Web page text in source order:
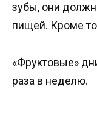
зубы, они
пищей. Кроме
«Фруктовые»
раза в неделю.